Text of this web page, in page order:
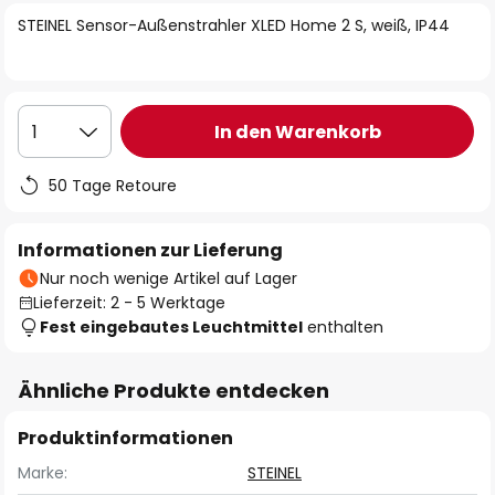
STEINEL Sensor-Außenstrahler XLED Home 2 S, weiß, IP44
1 In den Warenkorb
50 Tage Retoure
Informationen zur Lieferung
Nur noch wenige Artikel auf Lager
Lieferzeit: 2 - 5 Werktage
Fest eingebautes Leuchtmittel enthalten
Ähnliche Produkte entdecken
Produktinformationen
Marke:
STEINEL